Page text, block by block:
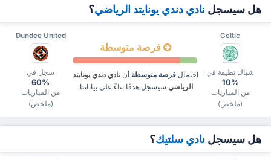
هل سيسجل نادي دندي يونايتد الرياضي؟
Dundee United Celtic
سجل في
60%
من المباريات
(ملخص)
فرصة متوسطة
احتمال فرصة متوسطة أن نادي دندي يونايتد
الرياضي سيسجل هدفًا بناءً على بياناتنا.
شباك نظيفة في
10%
من المباريات
(ملخص)
هل سيسجل نادي سلتيك؟